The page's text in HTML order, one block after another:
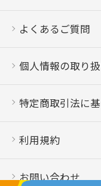
よくあるご質問
個人情報の取り
特定商取引法に
利用規約
お問い合わせ